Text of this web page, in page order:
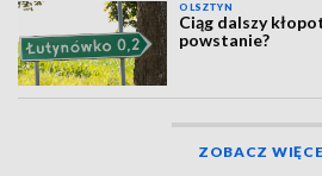
OLSZTYN
Ciąg dalszy
powstanie?
ZOBACZ